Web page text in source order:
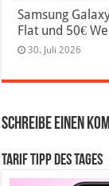
Samsung
Flat und 50€
30. Juli 2026
Schreibe einen
Tarif Tipp des Tages